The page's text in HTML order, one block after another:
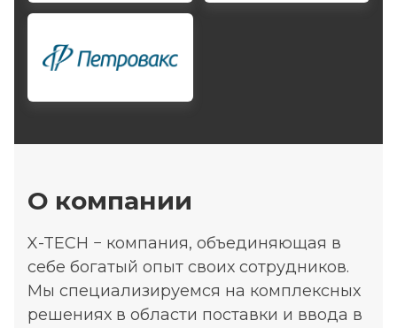
О компании
X-TECH − компания, объединяющая в
себе богатый опыт своих сотрудников.
Мы специализируемся на комплексных
решениях в области поставки и ввода в